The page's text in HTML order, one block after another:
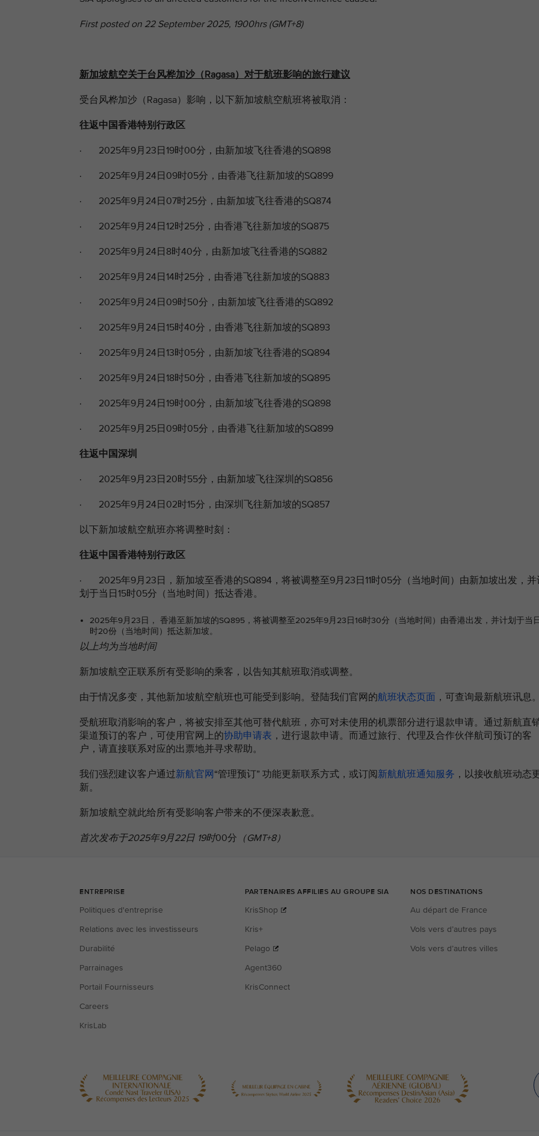
First posted on 22 September 2025, 1900hrs (GMT+8)
新加坡航空关于台风桦加沙（Ragasa）对于航班影响的旅行建议
受台风桦加沙 （Ragasa）影响，以下新加坡航空航班将被取消：
往返中国香港特别行政区
· 2025年9月23日19时00分，由新加坡飞往香港的SQ898
· 2025年9月24日09时05分，由香港飞往新加坡的SQ899
· 2025年9月24日07时25分，由新加坡飞往香港的SQ874
· 2025年9月24日12时25分，由香港飞往新加坡的SQ875
· 2025年9月24日8时40分，由新加坡飞往香港的SQ882
· 2025年9月24日14时25分，由香港飞往新加坡的SQ883
· 2025年9月24日09时50分，由新加坡飞往香港的SQ892
· 2025年9月24日15时40分，由香港飞往新加坡的SQ893
· 2025年9月24日13时05分，由新加坡飞往香港的SQ894
· 2025年9月24日18时50分，由香港飞往新加坡的SQ895
· 2025年9月24日19时00分，由新加坡飞往香港的SQ898
· 2025年9月25日09时05分，由香港飞往新加坡的SQ899
往返中国深圳
· 2025年9月23日20时55分，由新加坡飞往深圳的SQ856
· 2025年9月24日02时15分，由深圳飞往新加坡的SQ857
以下新加坡航空航班亦将调整时刻：
往返中国香港特别行政区
· 2025年9月23日，新加坡至香港的SQ894，将被调整至9月23日11时05分（当地时间）由新加坡出发，并
划于当日15时05分（当地时间）抵达香港。
2025年9月23日， 香港至新加坡的SQ895，将被调整至2025年9月23日16时30分（当地时间）由香港出发，并计划于当
时20份（当地时间）抵达新加坡。
以上均为当地时间
新加坡航空正联系所有受影响的乘客，以告知其航班取消或调整。
由于情况多变，其他新加坡航空航班也可能受到影响。登陆我们官网的航班状态页面 ，可查询最新航班讯息
受航班取消影响的客户，将被安排至其他可替代航班，亦可对未使用的机票部分进行退款申请。通过新航直
渠道预订的客户，可使用官网上的协助申请表 ，进行退款申请。而通过旅行、代理及合作伙伴航司预订的客
户，请直接联系对应的出票地并寻求帮助。
我们强烈建议客户通过新航官网 “管理预订” 功能更新联系方式，或订阅新航航班通知服务 ，以接收航班动态
新。
新加坡航空就此给所有受影响客户带来的不便深表歉意。
首次发布于2025年9月22日 19时00分 （GMT+8）